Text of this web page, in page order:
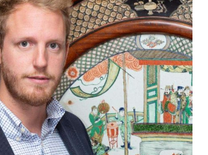
Voir l'estimation
d'antiquités
diversifiée d’antiquités expertisées par